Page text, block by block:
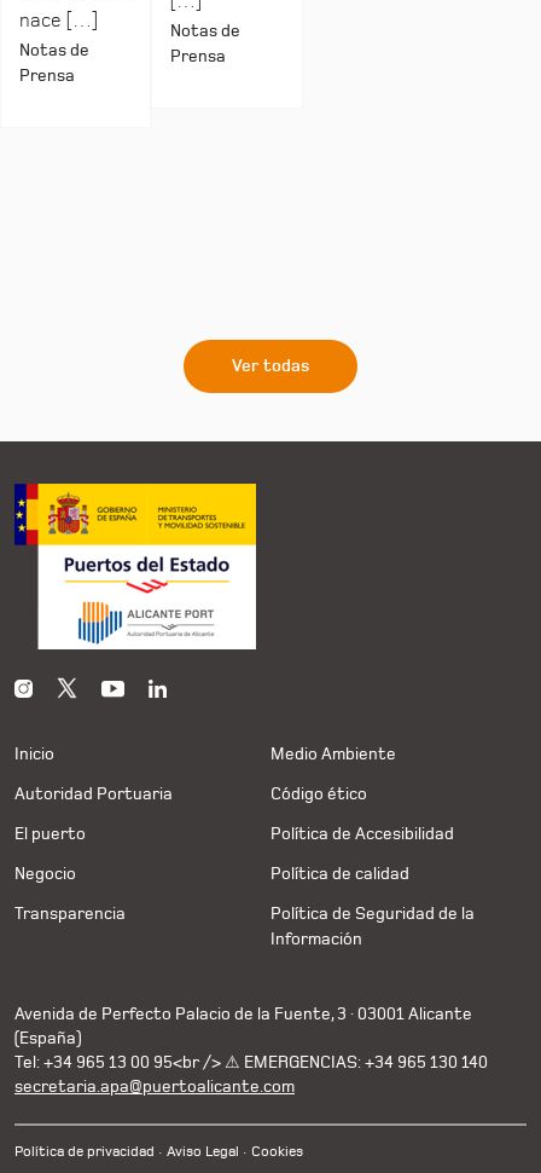
nace […]
Notas de
Prensa
Notas de
Prensa
Ver todas
Inicio
Autoridad Portuaria
El puerto
Negocio
Transparencia
Medio Ambiente
Código ético
Política de Accesibilidad
Política de calidad
Política de Seguridad de la
Información
Avenida de Perfecto Palacio de la Fuente, 3 · 03001 Alicante
(España)
Tel: +34 965 13 00 95<br /> ⚠ EMERGENCIAS: +34 965 130 140
secretaria.apa@puertoalicante.com
Política de privacidad Aviso Legal Cookies